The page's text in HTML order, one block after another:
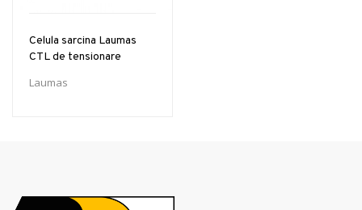
Celula sarcina Laumas
CTL de tensionare
Laumas